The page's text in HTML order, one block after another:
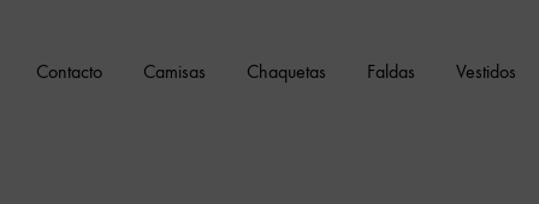
Contacto Camisas Chaquetas Faldas Vestidos